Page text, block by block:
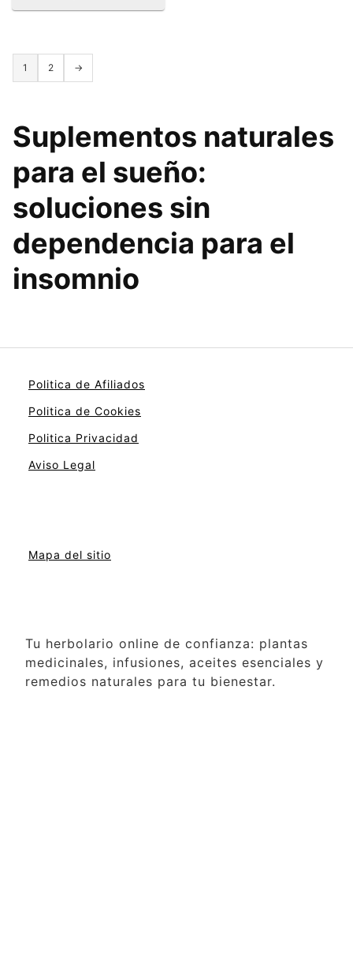
1 2 →
Suplementos naturales
para el sueño:
soluciones sin
dependencia para el
insomnio
Politica de Afiliados
Politica de Cookies
Politica Privacidad
Aviso Legal
Mapa del sitio
Tu herbolario online de confianza: plantas
medicinales, infusiones, aceites esenciales y
remedios naturales para tu bienestar.